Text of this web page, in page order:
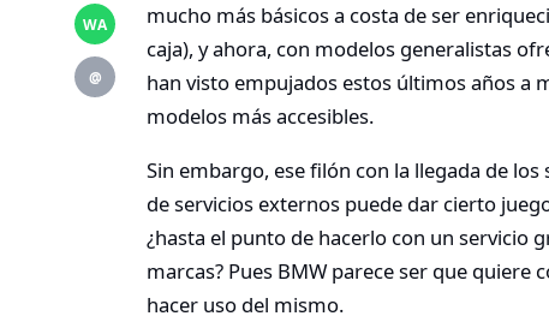
WA
@
mucho más básicos a costa de ser
caja), y ahora, con modelos generalistas
han visto empujados estos últimos años a
modelos más accesibles.
Sin embargo, ese filón con la llegada de
de servicios externos puede dar cierto
¿hasta el punto de hacerlo con un servicio
marcas? Pues BMW parece ser que
hacer uso del mismo.